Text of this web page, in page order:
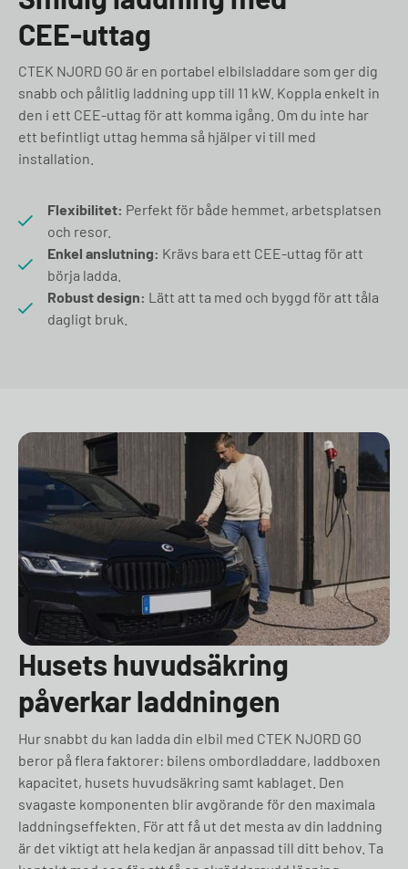
CEE-uttag
CTEK NJORD GO är en portabel elbilsladdare som ger dig
snabb och pålitlig laddning upp till 11 kW. Koppla enkelt in
den i ett CEE-uttag för att komma igång. Om du inte har
ett befintligt uttag hemma så hjälper vi till med
installation.
Flexibilitet: Perfekt för både hemmet, arbetsplatsen
och resor.
Enkel anslutning: Krävs bara ett CEE-uttag för att
börja ladda.
Robust design: Lätt att ta med och byggd för att tåla
dagligt bruk.
Husets huvudsäkring
påverkar laddningen
Hur snabbt du kan ladda din elbil med CTEK NJORD GO
beror på flera faktorer: bilens ombordladdare, laddboxen
kapacitet, husets huvudsäkring samt kablaget. Den
svagaste komponenten blir avgörande för den maximala
laddningseffekten. För att få ut det mesta av din laddning
är det viktigt att hela kedjan är anpassad till ditt behov. Ta